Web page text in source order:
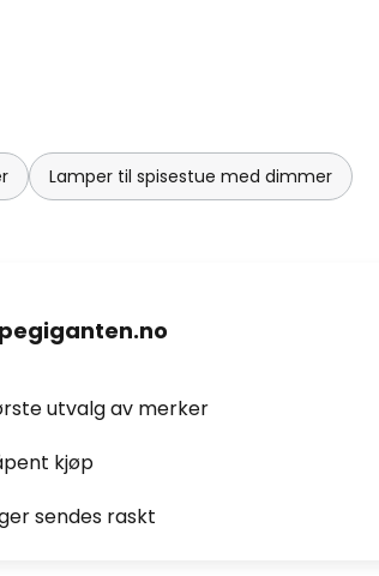
Lamper til spisestue med dimmer
utvalg av merker
kjøp
sendes raskt